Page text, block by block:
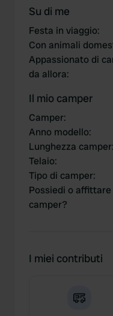
Su di me
Festa in viaggio:
Con animali
Appassionato di
da allora:
Il mio camper
Camper:
Anno modello:
Lunghezza camper:
Telaio:
Tipo di camper:
Possiedi o affittare
camper?
I miei contributi